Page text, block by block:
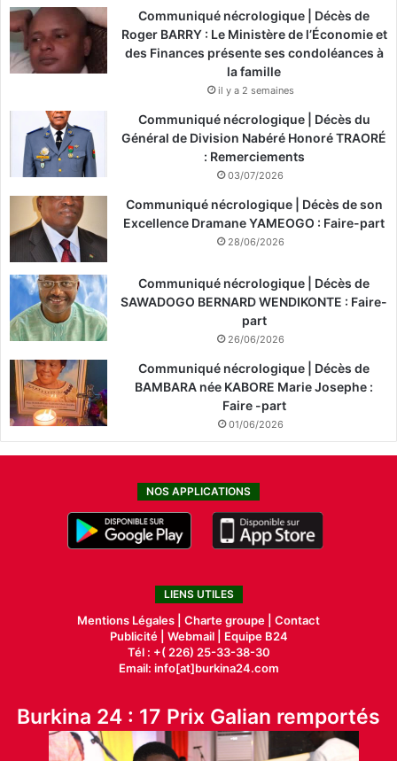
Communiqué nécrologique | Décès de
Roger BARRY : Le Ministère de l’Économie et
des Finances présente ses condoléances à
la famille
il y a 2 semaines
Communiqué nécrologique | Décès du
Général de Division Nabéré Honoré TRAORÉ
: Remerciements
03/07/2026
Communiqué nécrologique | Décès de son
Excellence Dramane YAMEOGO : Faire-part
28/06/2026
Communiqué nécrologique | Décès de
SAWADOGO BERNARD WENDIKONTE : Faire-
part
26/06/2026
Communiqué nécrologique | Décès de
BAMBARA née KABORE Marie Josephe :
Faire -part
01/06/2026
NOS APPLICATIONS
LIENS UTILES
Mentions Légales | Charte groupe | Contact
Publicité| Webmail |
Equipe B24
Tél : +( 226) 25-33-38-30
Email: info[at]burkina24.com
Burkina 24 : 17 Prix Galian remportés